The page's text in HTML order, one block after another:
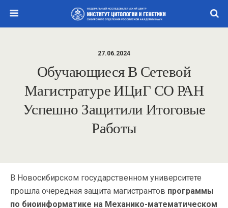
27.06.2024
Обучающиеся В Сетевой
Магистратуре ИЦиГ СО РАН
Успешно Защитили Итоговые
Работы
В Новосибирском государственном университете
прошла очередная защита магистрантов программы
по биоинформатике на Механико-математическом